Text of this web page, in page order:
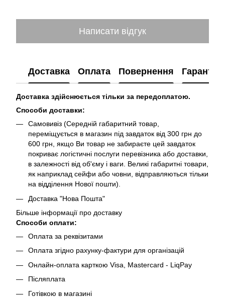
Написати відгук
Доставка Оплата Повернення Гарантія
Доставка здійснюється тільки за передоплатою.
Способи доставки:
Самовивіз (Середній габаритний товар,
переміщується в магазин під завдаток від 300 грн до
600 грн, якщо Ви товар не забираєте цей завдаток
покриває логістичні послуги перевізника або доставки,
в залежності від об'єму і ваги. Великі габаритні товари,
як наприклад сейфи або човни, відправляються тільки
на відділення Нової пошти).
Доставка "Нова Пошта"
Більше інформації про доставку
Способи оплати:
Оплата за реквізитами
Оплата згідно рахунку-фактури для організацій
Онлайн-оплата карткою Visa, Mastercard - LiqPay
Післяплата
Готівкою в магазині